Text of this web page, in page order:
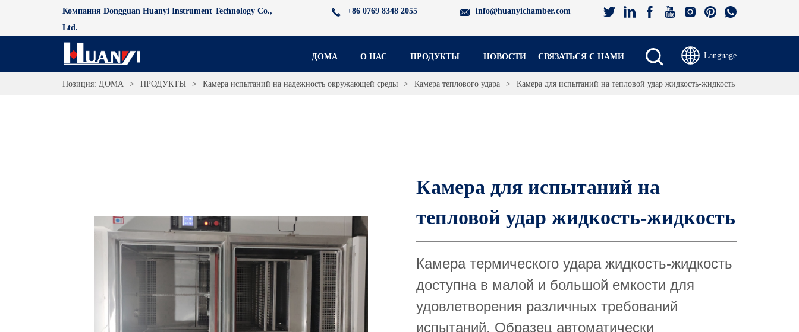
Компания Dongguan Huanyi Instrument Technology Co.,
Ltd.
+86 0769 8348 2055 info@huanyichamber.com
ДОМА О НАС ПРОДУКТЫ НОВОСТИ СВЯЗАТЬСЯ С НАМИ Language
Позиция: ДОМА > ПРОДУКТЫ > Камера испытаний на надежность окружающей среды > Камера теплового удара > Камера для испытаний на тепловой удар жидкость-жидкость
Камера для испытаний на
тепловой удар жидкость-жидкость